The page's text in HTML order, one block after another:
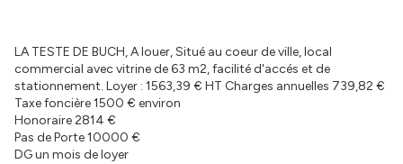
LA TESTE DE BUCH, A louer, Situé au coeur de ville, local
commercial avec vitrine de 63 m2, facilité d'accés et de
stationnement. Loyer : 1563,39 € HT Charges annuelles 739,82 €
Taxe foncière 1500 € environ
Honoraire 2814 €
Pas de Porte 10000 €
DG un mois de loyer